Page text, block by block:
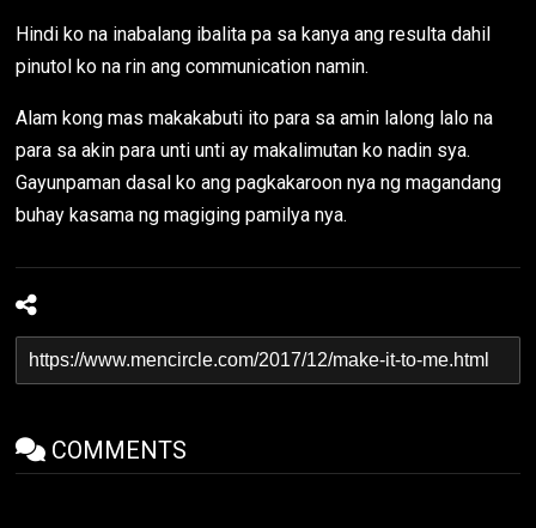
Hindi ko na inabalang ibalita pa sa kanya ang resulta dahil
pinutol ko na rin ang communication namin.
Alam kong mas makakabuti ito para sa amin lalong lalo na
para sa akin para unti unti ay makalimutan ko nadin sya.
Gayunpaman dasal ko ang pagkakaroon nya ng magandang
buhay kasama ng magiging pamilya nya.
COMMENTS